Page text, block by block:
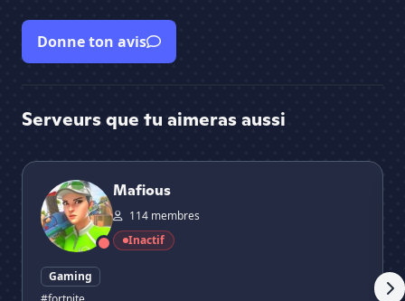
Donne ton avis
Serveurs que tu aimeras aussi
Mafious
Mafious
114 membres
Inactif
Gaming